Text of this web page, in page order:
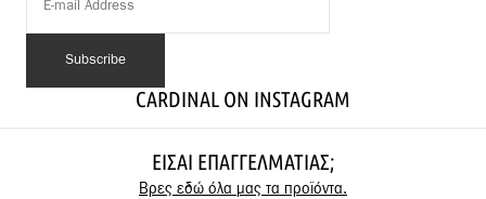
CARDINAL ON INSTAGRAM
ΕΊΣΑΙ ΕΠΑΓΓΕΛΜΑΤΊΑΣ;
Βρες εδώ όλα μας τα προϊόντα.